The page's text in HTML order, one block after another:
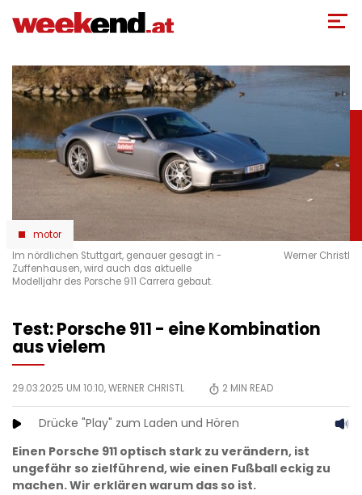
zum
motor
Im nördlichen Stuttgart, genauer gesagt in ­
Zuffenhausen, wird auch das aktuelle
Modelljahr des Porsche 911 Carrera gebaut.
Werner Christl
Test: Porsche 911 - eine Kombination
aus vielem
29.03.2025 UM 10:10,WERNER CHRISTL 2 MIN READ
Drücke "Play" zum Laden und Hören
Einen Porsche 911 optisch stark zu verändern, ist
ungefähr so zielführend, wie einen Fußball eckig zu
machen. Wir erklären warum das so ist.